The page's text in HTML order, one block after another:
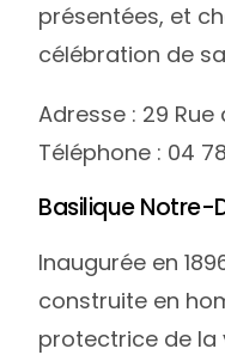
présentées, et
célébration de
Adresse : 29
Téléphone : 04
Basilique Notre-
Inaugurée en
construite en
protectrice de la